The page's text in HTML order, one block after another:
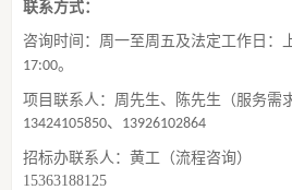
联系方式：
咨询时间：周一至周五及法定工作日：
17:00。
项目联系人： 周先生、 陈先生 （服务需
13424105850、 13926102864
招标办联系人：黄工 （流程咨询）
15363188125